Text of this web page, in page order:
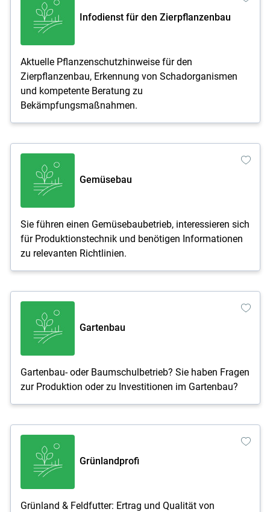
Infodienst für den Zierpflanzenbau
Aktuelle Pflanzenschutzhinweise für den
Zierpflanzenbau, Erkennung von Schadorganismen
und kompetente Beratung zu
Bekämpfungsmaßnahmen.
Gemüsebau
Sie führen einen Gemüsebaubetrieb, interessieren sich
für Produktionstechnik und benötigen Informationen
zu relevanten Richtlinien.
Gartenbau
Gartenbau- oder Baumschulbetrieb? Sie haben Fragen
zur Produktion oder zu Investitionen im Gartenbau?
Grünlandprofi
Grünland & Feldfutter: Ertrag und Qualität von